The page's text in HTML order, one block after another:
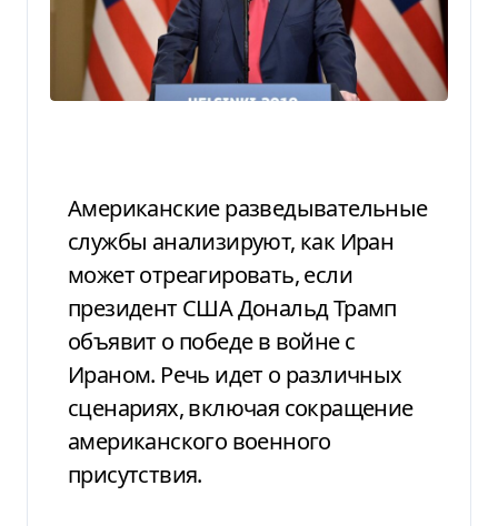
Американские разведывательные
службы анализируют, как Иран
может отреагировать, если
президент США Дональд Трамп
объявит о победе в войне с
Ираном. Речь идет о различных
сценариях, включая сокращение
американского военного
присутствия.